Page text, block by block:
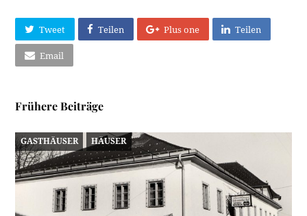
Tweet Teilen Plus one Teilen
Email
Frühere Beiträge
GASTHÄUSER HÄUSER